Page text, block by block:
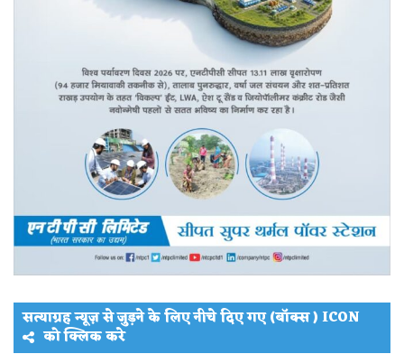
सत्याग्रह न्यूज़ से जुड़ने के लिए नीचे दिए गए (बॉक्स ) ICON
को क्लिक करे